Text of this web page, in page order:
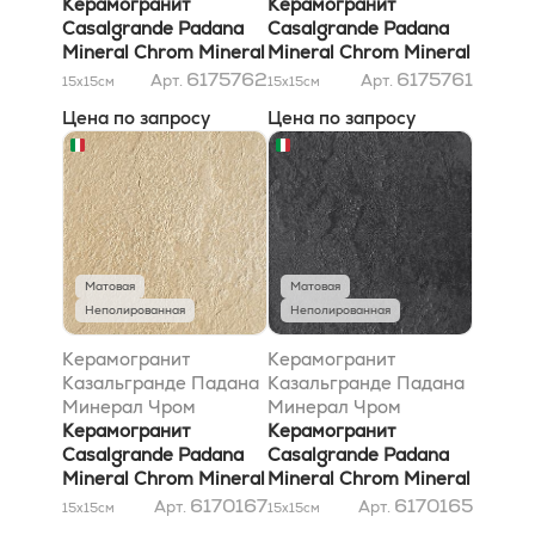
Антибактериал 15x15
Casalgrande Padana
Mineral Chrom Mineral
Grey Antibacterial
15x15см Арт. 6175762
Цена по запросу
Антибактериал 15x15
Casalgrande Padana
Mineral Chrom Mineral
White Antibacterial
15x15см Арт. 6175761
Цена по запросу
Матовая
Неполированная
Керамогранит
Казальгранде Падана
Минерал Чром
Минерал Голд 15x15
Керамогранит
Casalgrande Padana
Mineral Chrom Mineral
Gold 15x15
15x15см Арт. 6170167
Матовая
Неполированная
Керамогранит
Казальгранде Падана
Минерал Чром
Минерал Блэк 15x15
Керамогранит
Casalgrande Padana
Mineral Chrom Mineral
Black 15x15
15x15см Арт. 6170165